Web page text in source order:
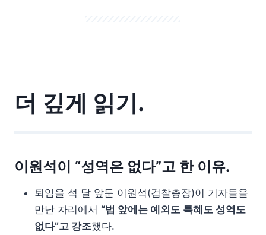
더 깊게 읽기.
이원석이 “성역은 없다”고 한 이유.
퇴임을 석 달 앞둔 이원석(검찰총장)이 기자들을
만난 자리에서 “법 앞에는 예외도 특혜도 성역도
없다”고 강조했다.